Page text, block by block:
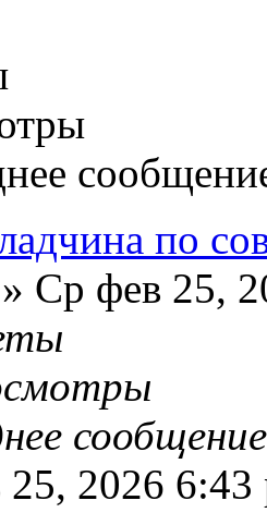
по
» Ср фев 25,
2026 6:43